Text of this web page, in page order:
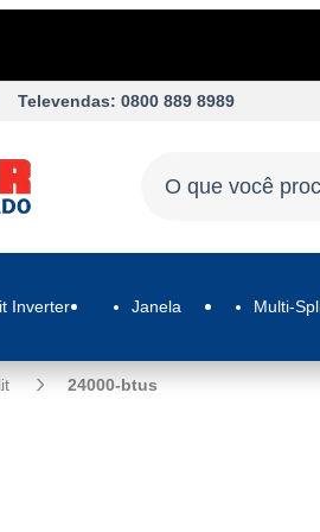
Televendas: 0800 889 8989
Inverter Janela Multi-
24000-btus